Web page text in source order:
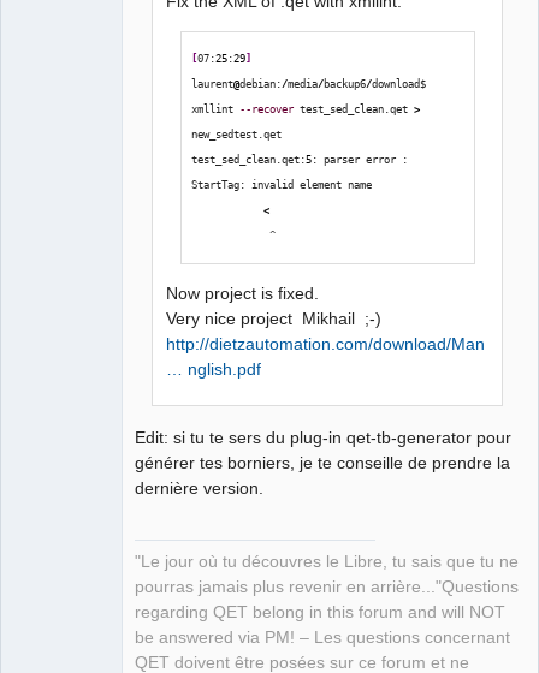
[07:25:29]
laurent@debian:/media/backup6/download$
xmllint --recover test_sed_clean.qet >
new_sedtest.qet
test_sed_clean.qet:5: parser error :
StartTag: invalid element name
<
^
Now project is fixed.
Very nice project Mikhail ;-)
http://dietzautomation.com/download/Man
… nglish.pdf
Edit: si tu te sers du plug-in qet-tb-generator pour
générer tes borniers, je te conseille de prendre la
dernière version.
"Le jour où tu découvres le Libre, tu sais que tu ne
pourras jamais plus revenir en arrière..."Questions
regarding QET belong in this forum and will NOT
be answered via PM! – Les questions concernant
QET doivent être posées sur ce forum et ne